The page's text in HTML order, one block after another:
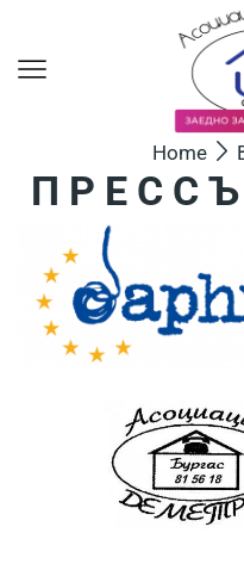
Home
П Р Е С С